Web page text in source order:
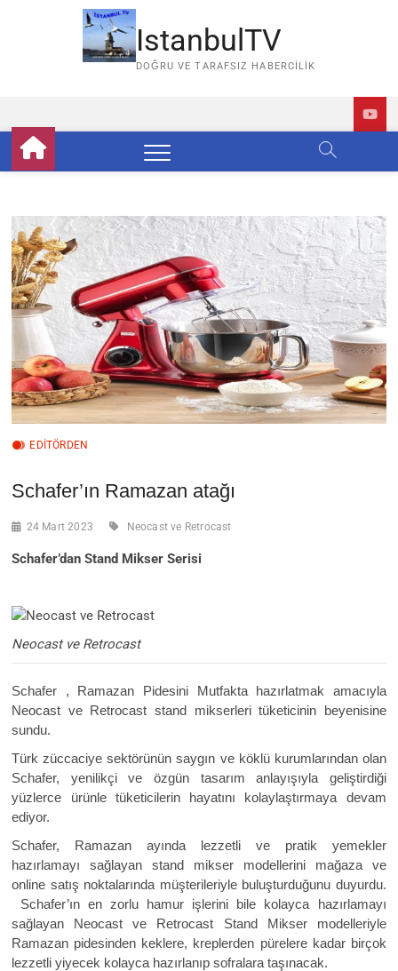
IstanbulTV
DOĞRU VE TARAFSIZ HABERCILIK
EDITÖRDEN
Schafer’ın Ramazan atağı
24 Mart 2023 Neocast ve Retrocast
Schafer’dan Stand Mikser Serisi
Neocast ve Retrocast
Schafer , Ramazan Pidesini Mutfakta hazırlatmak amacıyla
Neocast ve Retrocast stand mikserleri tüketicinin beyenisine
sundu.
Türk züccaciye sektörünün saygın ve köklü kurumlarından olan
Schafer, yenilikçi ve özgün tasarım anlayışıyla geliştirdiği
yüzlerce ürünle tüketicilerin hayatını kolaylaştırmaya devam
ediyor.
Schafer, Ramazan ayında lezzetli ve pratik yemekler
hazırlamayı sağlayan stand mikser modellerini mağaza ve
online satış noktalarında müşterileriyle buluşturduğunu duyurdu.
Schafer’ın en zorlu hamur işlerini bile kolayca hazırlamayı
sağlayan Neocast ve Retrocast Stand Mikser modelleriyle
Ramazan pidesinden keklere, kreplerden pürelere kadar birçok
lezzetli yiyecek kolayca hazırlanıp sofralara taşınacak.